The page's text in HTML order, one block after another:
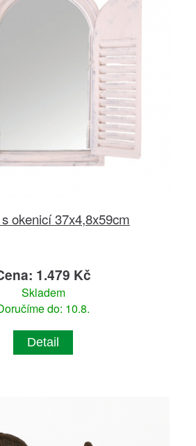
okenicí 37x4,8x59cm
1.479 Kč
Skladem
do: 10.8.
Detail